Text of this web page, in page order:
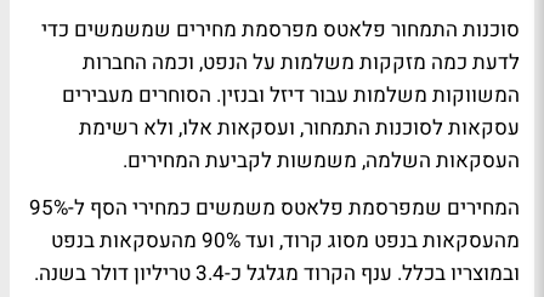
סוכנות התמחור פלאטס מפרסמת מחירים שמשמשים כדי
לדעת כמה מזקקות משלמות על הנפט, וכמה החברות
המשווקות משלמות עבור דיזל ובנזין. הסוחרים מעבירים
עסקאות לסוכנות התמחור, ועסקאות אלו, ולא רשימת
העסקאות השלמה, משמשות לקביעת המחירים.
המחירים שמפרסמת פלאטס משמשים כמחירי הסף ל-95%
מהעסקאות בנפט מסוג קרוד, ועד 90% מהעסקאות בנפט
ובמוצריו בכלל. ענף הקרוד מגלגל כ-3.4 טריליון דולר בשנה.